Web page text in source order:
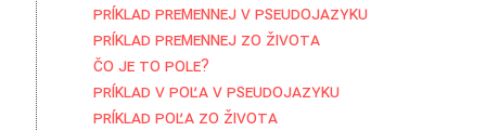
Príklad premennej v pseudojazyku
Príklad premennej zo života
Čo je to pole?
Príklad v poľa v pseudojazyku
Príklad poľa zo života